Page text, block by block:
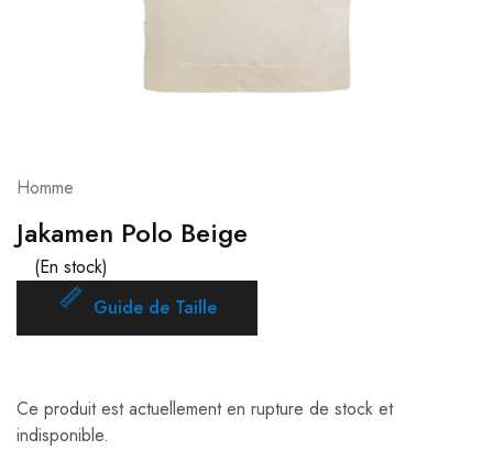
Homme
Jakamen Polo Beige
(En stock)
Guide de Taille
Ce produit est actuellement en rupture de stock et
indisponible.